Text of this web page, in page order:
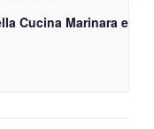
Cucina Marinara e